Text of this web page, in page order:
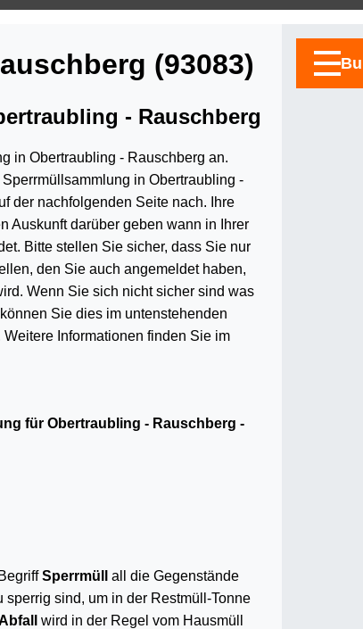
(93083)
- Rauschberg
in Obertraubling - Rauschberg an.
in Obertraubling -
der nachfolgenden Seite nach. Ihre
Auskunft darüber geben wann in Ihrer
Bitte stellen Sie sicher, dass Sie nur
den Sie auch angemeldet haben,
Wenn Sie sich nicht sicher sind was
Sie dies im untenstehenden
Informationen finden Sie im
für Obertraubling - Rauschberg -
Sperrmüll
all die Gegenstände
sind, um in der Restmüll-Tonne
wird in der Regel vom Hausmüll